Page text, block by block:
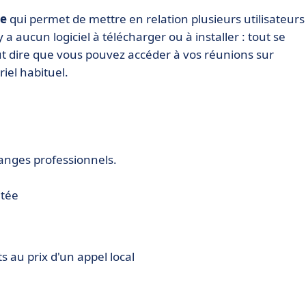
qui permet de mettre en relation plusieurs utilisateurs
aucun logiciel à télécharger ou à installer : tout se
que vous pouvez accéder à vos réunions sur
habituel.
professionnels.
au prix d'un appel local